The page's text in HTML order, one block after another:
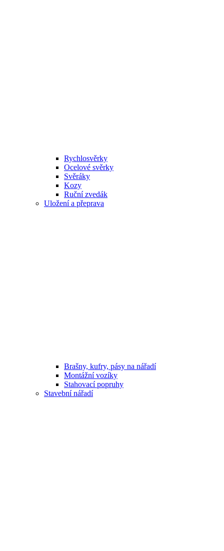
Rychlosvěrky
Ocelové svěrky
Svěráky
Kozy
Ruční zvedák
Uložení a přeprava
Brašny, kufry, pásy na nářadí
Montážní vozíky
Stahovací popruhy
Stavební nářadí